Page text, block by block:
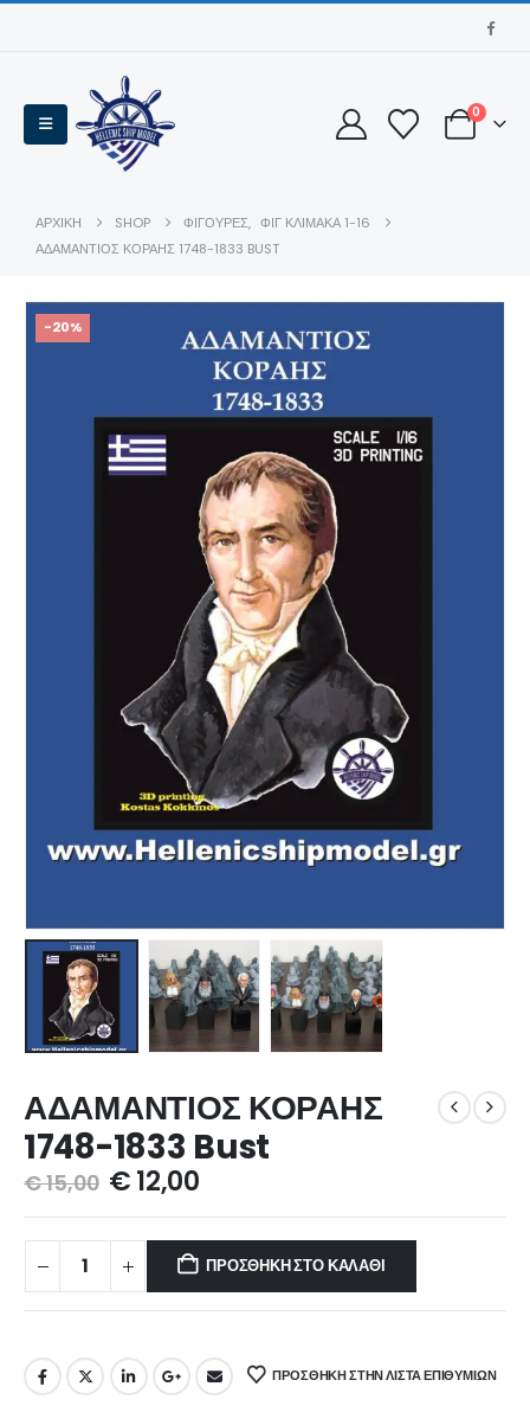
0
ΑΡΧΙΚΉ SHOP ΦΙΓΟΥΡΕΣ, ΦΙΓ ΚΛΊΜΑΚΑ 1-16
ΑΔΑΜΑΝΤΙΟΣ ΚΟΡΑΗΣ 1748-1833 BUST
-20%
ΑΔΑΜΑΝΤΙΟΣ ΚΟΡΑΗΣ
1748-1833 Bust
€15,00 €12,00
ΠΡΟΣΘΉΚΗ ΣΤΟ ΚΑΛΆΘΙ
ΠΡΌΣΘΉΚΗ ΣΤΗΝ ΛΊΣΤΑ ΕΠΙΘΥΜΙΏΝ